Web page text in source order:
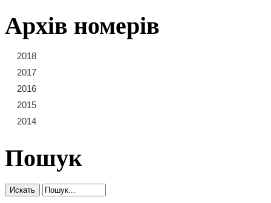
Архів номерів
2018
2017
2016
2015
2014
Пошук